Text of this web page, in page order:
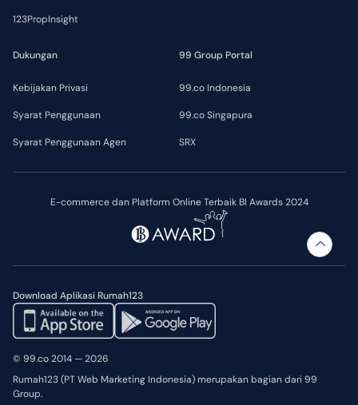
E-commerce dan Platform Online Terbaik BI Awards 2024
Download Aplikasi Rumah123
123PropInsight
Dukungan
Kebijakan Privasi
Syarat Penggunaan
Syarat Penggunaan Agen
99 Group Portal
99.co Indonesia
99.co Singapura
SRX
© 99.co 2014 — 2026
Rumah123 (PT Web Marketing Indonesia) merupakan bagian dari 99
Group.